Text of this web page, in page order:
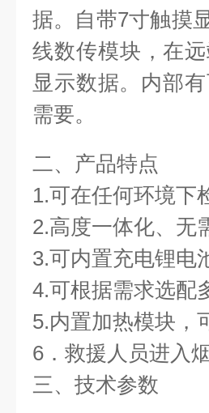
据。自带7寸触摸
线数传模块，在
显示数据。内部
需要。
二、产品特点
1.可在任何环境下
2.高度一体化、无
3.可内置充电锂电
4.可根据需求选配
5.内置加热模块，
6．救援人员进入
三、技术参数